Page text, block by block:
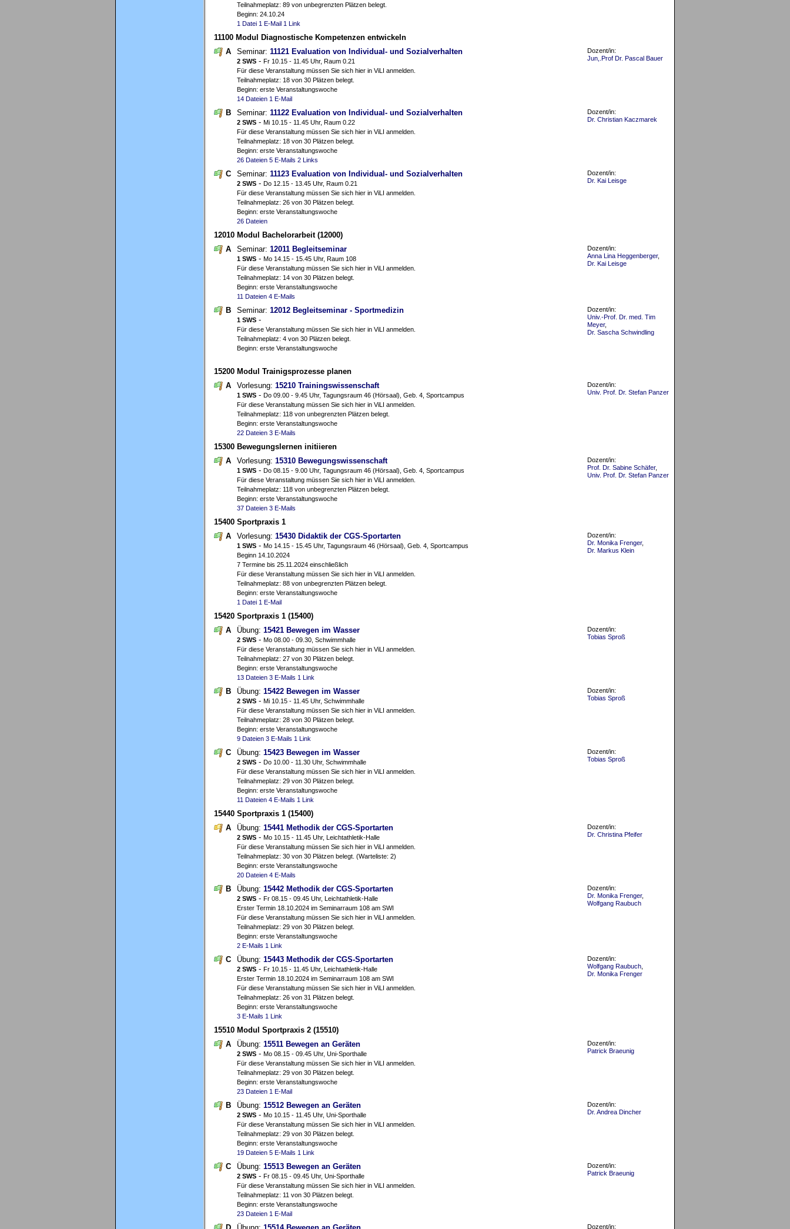
Teilnahmeplatz: 89 von unbegrenzten Plätzen belegt.
Beginn: 24.10.24
1 Datei 1 E-Mail 1 Link
11100 Modul Diagnostische Kompetenzen entwickeln
A
Seminar: 11121 Evaluation von Individual- und Sozialverhalten
2 SWS - Fr 10.15 - 11.45 Uhr, Raum 0.21
Für diese Veranstaltung müssen Sie sich hier in ViLI anmelden.
Teilnahmeplatz: 18 von 30 Plätzen belegt.
Beginn: erste Veranstaltungswoche
14 Dateien 1 E-Mail
Dozent/in:
Jun,.Prof Dr. Pascal Bauer
B Seminar: 11122 Evaluation von Individual- und Sozialverhalten
2 SWS - Mi 10.15 - 11.45 Uhr, Raum 0.22
Für diese Veranstaltung müssen Sie sich hier in ViLI anmelden.
Teilnahmeplatz: 18 von 30 Plätzen belegt.
Beginn: erste Veranstaltungswoche
26 Dateien 5 E-Mails 2 Links
Dozent/in:
Dr. Christian Kaczmarek
C Seminar: 11123 Evaluation von Individual- und Sozialverhalten
2 SWS - Do 12.15 - 13.45 Uhr, Raum 0.21
Für diese Veranstaltung müssen Sie sich hier in ViLI anmelden.
Teilnahmeplatz: 26 von 30 Plätzen belegt.
Beginn: erste Veranstaltungswoche
26 Dateien
Dozent/in:
Dr. Kai Leisge
12010 Modul Bachelorarbeit (12000)
A
Seminar: 12011 Begleitseminar
1 SWS - Mo 14.15 - 15.45 Uhr, Raum 108
Für diese Veranstaltung müssen Sie sich hier in ViLI anmelden.
Teilnahmeplatz: 14 von 30 Plätzen belegt.
Beginn: erste Veranstaltungswoche
11 Dateien 4 E-Mails
Dozent/in:
Anna Lina Heggenberger,
Dr. Kai Leisge
B Seminar: 12012 Begleitseminar - Sportmedizin
1 SWS -
Für diese Veranstaltung müssen Sie sich hier in ViLI anmelden.
Teilnahmeplatz: 4 von 30 Plätzen belegt.
Beginn: erste Veranstaltungswoche
Dozent/in:
Univ.-Prof. Dr. med. Tim
Meyer,
Dr. Sascha Schwindling
15200 Modul Trainigsprozesse planen
A
Vorlesung: 15210 Trainingswissenschaft
1 SWS - Do 09.00 - 9.45 Uhr, Tagungsraum 46 (Hörsaal), Geb. 4, Sportcampus
Für diese Veranstaltung müssen Sie sich hier in ViLI anmelden.
Teilnahmeplatz: 118 von unbegrenzten Plätzen belegt.
Beginn: erste Veranstaltungswoche
22 Dateien 3 E-Mails
Dozent/in:
Univ. Prof. Dr. Stefan Panzer
15300 Bewegungslernen initiieren
A
Vorlesung: 15310 Bewegungswissenschaft
1 SWS - Do 08.15 - 9.00 Uhr, Tagungsraum 46 (Hörsaal), Geb. 4, Sportcampus
Für diese Veranstaltung müssen Sie sich hier in ViLI anmelden.
Teilnahmeplatz: 118 von unbegrenzten Plätzen belegt.
Beginn: erste Veranstaltungswoche
37 Dateien 3 E-Mails
Dozent/in:
Prof. Dr. Sabine Schäfer,
Univ. Prof. Dr. Stefan Panzer
15400 Sportpraxis 1
A
Vorlesung: 15430 Didaktik der CGS-Sportarten
1 SWS - Mo 14.15 - 15.45 Uhr, Tagungsraum 46 (Hörsaal), Geb. 4, Sportcampus
Beginn 14.10.2024
7 Termine bis 25.11.2024 einschließlich
Für diese Veranstaltung müssen Sie sich hier in ViLI anmelden.
Teilnahmeplatz: 88 von unbegrenzten Plätzen belegt.
Beginn: erste Veranstaltungswoche
1 Datei 1 E-Mail
Dozent/in:
Dr. Monika Frenger,
Dr. Markus Klein
15420 Sportpraxis 1 (15400)
A
Übung: 15421 Bewegen im Wasser
2 SWS - Mo 08.00 - 09.30, Schwimmhalle
Für diese Veranstaltung müssen Sie sich hier in ViLI anmelden.
Teilnahmeplatz: 27 von 30 Plätzen belegt.
Beginn: erste Veranstaltungswoche
13 Dateien 3 E-Mails 1 Link
Dozent/in:
Tobias Sproß
B Übung: 15422 Bewegen im Wasser
2 SWS - Mi 10.15 - 11.45 Uhr, Schwimmhalle
Für diese Veranstaltung müssen Sie sich hier in ViLI anmelden.
Teilnahmeplatz: 28 von 30 Plätzen belegt.
Beginn: erste Veranstaltungswoche
9 Dateien 3 E-Mails 1 Link
Dozent/in:
Tobias Sproß
C Übung: 15423 Bewegen im Wasser
2 SWS - Do 10.00 - 11.30 Uhr, Schwimmhalle
Für diese Veranstaltung müssen Sie sich hier in ViLI anmelden.
Teilnahmeplatz: 29 von 30 Plätzen belegt.
Beginn: erste Veranstaltungswoche
11 Dateien 4 E-Mails 1 Link
Dozent/in:
Tobias Sproß
15440 Sportpraxis 1 (15400)
A
Übung: 15441 Methodik der CGS-Sportarten
2 SWS - Mo 10.15 - 11.45 Uhr, Leichtathletik-Halle
Für diese Veranstaltung müssen Sie sich hier in ViLI anmelden.
Teilnahmeplatz: 30 von 30 Plätzen belegt. (Warteliste: 2)
Beginn: erste Veranstaltungswoche
20 Dateien 4 E-Mails
Dozent/in:
Dr. Christina Pfeifer
B Übung: 15442 Methodik der CGS-Sportarten
2 SWS - Fr 08.15 - 09.45 Uhr, Leichtathletik-Halle
Erster Termin 18.10.2024 im Seminarraum 108 am SWI
Für diese Veranstaltung müssen Sie sich hier in ViLI anmelden.
Teilnahmeplatz: 29 von 30 Plätzen belegt.
Beginn: erste Veranstaltungswoche
2 E-Mails 1 Link
Dozent/in:
Dr. Monika Frenger,
Wolfgang Raubuch
C Übung: 15443 Methodik der CGS-Sportarten
2 SWS - Fr 10.15 - 11.45 Uhr, Leichtathletik-Halle
Erster Termin 18.10.2024 im Seminarraum 108 am SWI
Für diese Veranstaltung müssen Sie sich hier in ViLI anmelden.
Teilnahmeplatz: 26 von 31 Plätzen belegt.
Beginn: erste Veranstaltungswoche
3 E-Mails 1 Link
Dozent/in:
Wolfgang Raubuch
Dr. Monika Frenger
15510 Modul Sportpraxis 2 (15510)
A
Übung: 15511 Bewegen an Geräten
2 SWS - Mo 08.15 - 09.45 Uhr, Uni-Sporthalle
Für diese Veranstaltung müssen Sie sich hier in ViLI anmelden.
Teilnahmeplatz: 29 von 30 Plätzen belegt.
Beginn: erste Veranstaltungswoche
23 Dateien 1 E-Mail
Dozent/in:
Patrick Braeunig
B Übung: 15512 Bewegen an Geräten
2 SWS - Mo 10.15 - 11.45 Uhr, Uni-Sporthalle
Für diese Veranstaltung müssen Sie sich hier in ViLI anmelden.
Teilnahmeplatz: 29 von 30 Plätzen belegt.
Beginn: erste Veranstaltungswoche
19 Dateien 5 E-Mails 1 Link
Dozent/in:
Dr. Andrea Dincher
C Übung: 15513 Bewegen an Geräten
2 SWS - Fr 08.15 - 09.45 Uhr, Uni-Sporthalle
Für diese Veranstaltung müssen Sie sich hier in ViLI anmelden.
Teilnahmeplatz: 11 von 30 Plätzen belegt.
Beginn: erste Veranstaltungswoche
23 Dateien 1 E-Mail
Dozent/in:
Patrick Braeunig
Dozent/in: